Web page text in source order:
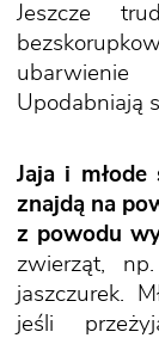
Jeszcze
Upodabniają
Jaja i młode
znajdą na
z powodu
zwierząt,
jaszczurek.
jeśli